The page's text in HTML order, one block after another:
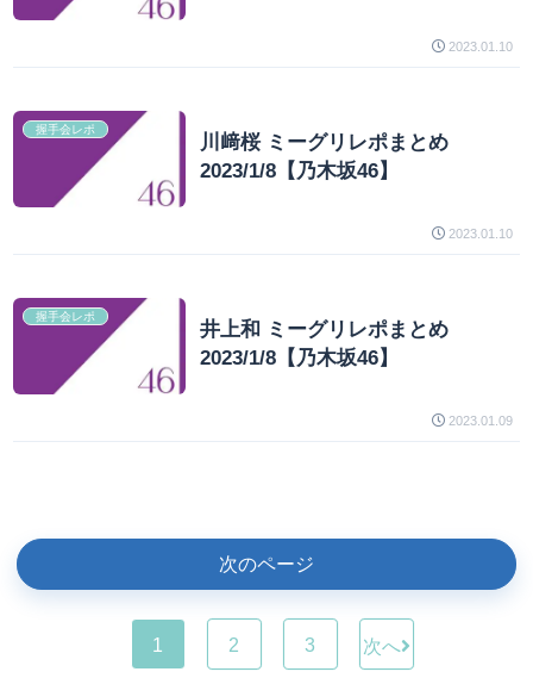
2023.01.10
握手会レポ
川﨑桜 ミーグリレポまとめ
2023/1/8【乃木坂46】
2023.01.10
握手会レポ
井上和 ミーグリレポまとめ
2023/1/8【乃木坂46】
2023.01.09
次のページ
1 2 3 次へ